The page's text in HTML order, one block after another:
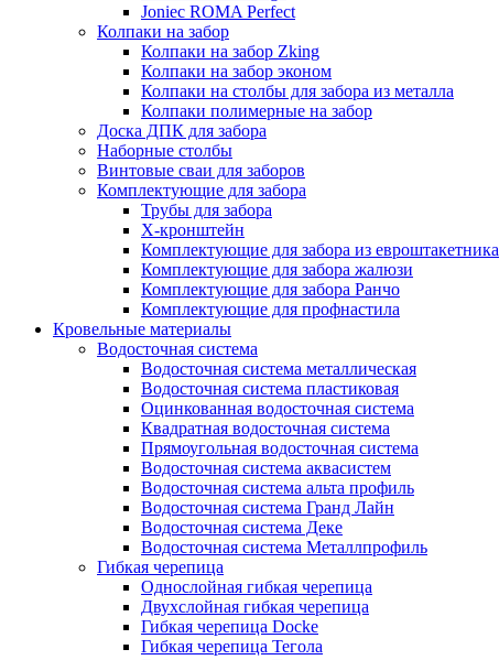
Joniec ROMA Perfect
Колпаки на забор
Колпаки на забор Zking
Колпаки на забор эконом
Колпаки на столбы для забора из металла
Колпаки полимерные на забор
Доска ДПК для забора
Наборные столбы
Винтовые сваи для заборов
Комплектующие для забора
Трубы для забора
Х-кронштейн
Комплектующие для забора из евроштакетника
Комплектующие для забора жалюзи
Комплектующие для забора Ранчо
Комплектующие для профнастила
Кровельные материалы
Водосточная система
Водосточная система металлическая
Водосточная система пластиковая
Оцинкованная водосточная система
Квадратная водосточная система
Прямоугольная водосточная система
Водосточная система аквасистем
Водосточная система альта профиль
Водосточная система Гранд Лайн
Водосточная система Деке
Водосточная система Металлпрофиль
Гибкая черепица
Однослойная гибкая черепица
Двухслойная гибкая черепица
Гибкая черепица Docke
Гибкая черепица Тегола